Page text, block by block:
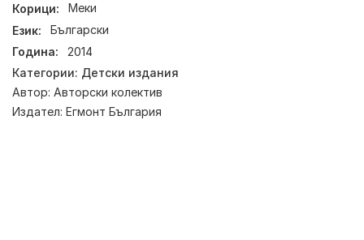
Корици:
Меки
Език:
Български
Година:
2014
Категории: Детски издания
Автор: Авторски колектив
Издател: Егмонт България